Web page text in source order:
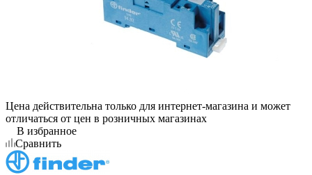
Цена действительна только для интернет-магазина и может
отличаться от цен в розничных магазинах
В избранное
Сравнить